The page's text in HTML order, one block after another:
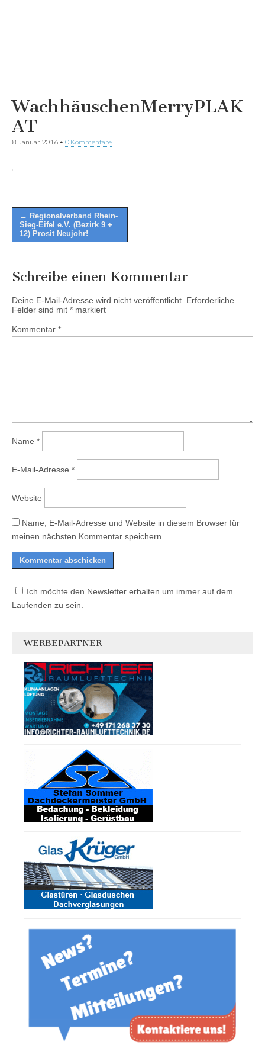
WachhäuschenMerryPLAK
AT
8. Januar 2016 • 0 Kommentare
Post
navigation
← Regionalverband Rhein-
Sieg-Eifel e.V. (Bezirk 9 +
12) Prosit Neujohr!
Schreibe einen Kommentar
Deine E-Mail-Adresse wird nicht veröffentlicht. Erforderliche
Felder sind mit * markiert
Kommentar *
Name *
E-Mail-Adresse *
Website
Name, E-Mail-Adresse und Website in diesem Browser für
meinen nächsten Kommentar speichern.
Ich möchte den Newsletter erhalten um immer auf dem
Laufenden zu sein.
WERBEPARTNER